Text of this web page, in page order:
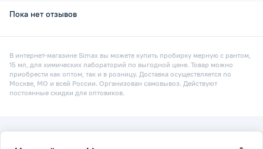
Пока нет отзывов
В интернет-магазине Simax вы можете купить пробирку мерную с рантом,
15 мл, для химических лабораторий по выгодной цене. Товар можно
приобрести как оптом, так и в розницу. Доставка осуществляется по
Москве, МО и всей России. Организован самовывоз. Действуют
постоянные скидки для оптовиков.